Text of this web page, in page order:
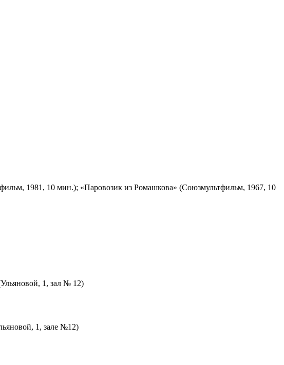
1981, 10 мин.); «Паровозик из Ромашкова» (Союзмультфильм, 1967, 10
1, зал № 12)
1, зале №12)